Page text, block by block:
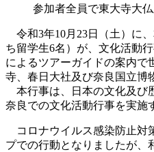
参加者全員で東大寺大
令和3年10月23日（土）に
ち留学生6名）が、文化活動
によるツアーガイドの案内で
寺、春日大社及び奈良国立博
本行事は、日本の文化及び
奈良での文化活動行事を実施
コロナウイルス感染防止対
プでの行動となりましたが、